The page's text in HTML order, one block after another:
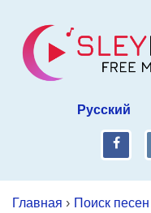
Русский
fb
Главная › Поиск песен